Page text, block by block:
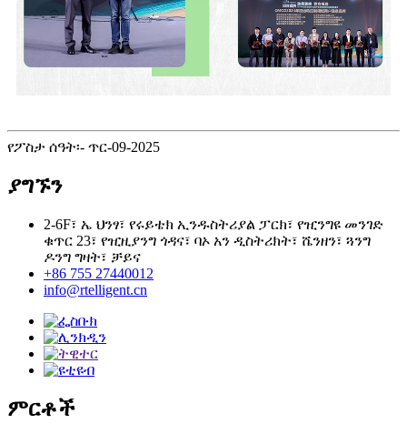
የፖስታ ሰዓት፡- ጥር-09-2025
ያግኙን
2-6F፣ ኤ ህንፃ፣ የሩይቴክ ኢንዱስትሪያል ፓርክ፣ የዢንግዩ መንገድ
ቁጥር 23፣ የዢዚያንግ ጎዳና፣ ባኦ አን ዲስትሪክት፣ ሼንዘን፣ ጓንግ
ዶንግ ግዛት፣ ቻይና
+86 755 27440012
info@rtelligent.cn
ምርቶች